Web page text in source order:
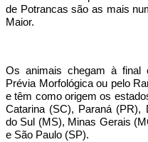
de Potrancas são as mais
Maior.
Os animais chegam à final
Prévia Morfológica ou pelo
e têm como origem os
Catarina (SC), Paraná (PR),
do Sul (MS), Minas Gerais
e São Paulo (SP).